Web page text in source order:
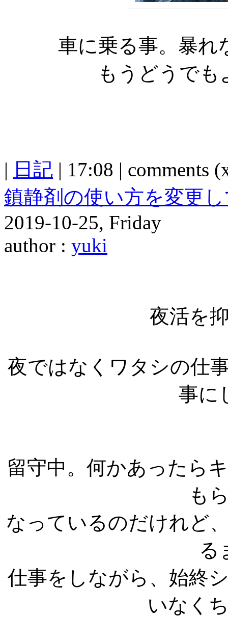
車に乗る事。暴れ
もうどうで
| 日記 | 17:08 | comments
鎮静剤の使い方を変更
2019-10-25, Friday
author : yuki
夜活を
夜ではなくワタシの仕
事に
留守中。何かあったら
も
なっているのだけれど
る
仕事をしながら、始終
いなく